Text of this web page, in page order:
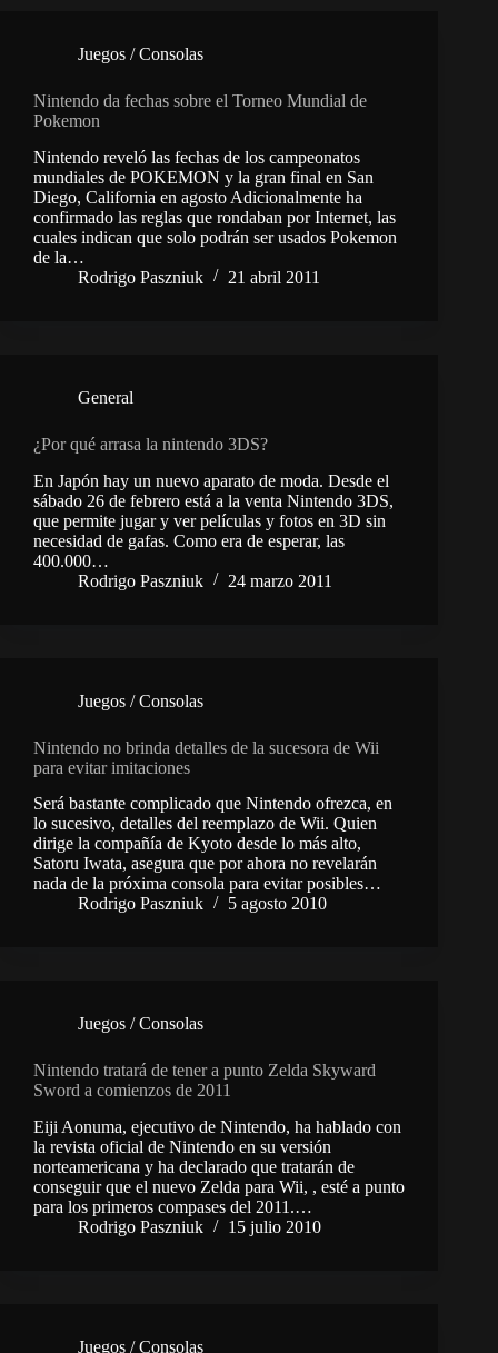
Juegos / Consolas
Nintendo da fechas sobre el Torneo Mundial de
Pokemon
Nintendo reveló las fechas de los campeonatos
mundiales de POKEMON y la gran final en San
Diego, California en agosto Adicionalmente ha
confirmado las reglas que rondaban por Internet, las
cuales indican que solo podrán ser usados Pokemon
de la…
Rodrigo Paszniuk
21 abril 2011
General
¿Por qué arrasa la nintendo 3DS?
En Japón hay un nuevo aparato de moda. Desde el
sábado 26 de febrero está a la venta Nintendo 3DS,
que permite jugar y ver películas y fotos en 3D sin
necesidad de gafas. Como era de esperar, las
400.000…
Rodrigo Paszniuk
24 marzo 2011
Juegos / Consolas
Nintendo no brinda detalles de la sucesora de Wii
para evitar imitaciones
Será bastante complicado que Nintendo ofrezca, en
lo sucesivo, detalles del reemplazo de Wii. Quien
dirige la compañía de Kyoto desde lo más alto,
Satoru Iwata, asegura que por ahora no revelarán
nada de la próxima consola para evitar posibles…
Rodrigo Paszniuk
5 agosto 2010
Juegos / Consolas
Nintendo tratará de tener a punto Zelda Skyward
Sword a comienzos de 2011
Eiji Aonuma, ejecutivo de Nintendo, ha hablado con
la revista oficial de Nintendo en su versión
norteamericana y ha declarado que tratarán de
conseguir que el nuevo Zelda para Wii, , esté a punto
para los primeros compases del 2011.…
Rodrigo Paszniuk
15 julio 2010
Juegos / Consolas